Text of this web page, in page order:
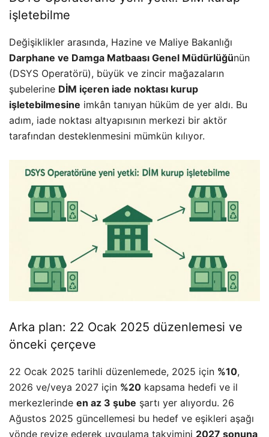
işletebilme
Değişiklikler arasında, Hazine ve Maliye Bakanlığı
Darphane ve Damga Matbaası Genel Müdürlüğünün
(DSYS Operatörü), büyük ve zincir mağazaların
şubelerine DİM içeren iade noktası kurup
işletebilmesine imkân tanıyan hüküm de yer aldı. Bu
adım, iade noktası altyapısının merkezi bir aktör
tarafından desteklenmesini mümkün kılıyor.
Arka plan: 22 Ocak 2025 düzenlemesi ve
önceki çerçeve
22 Ocak 2025 tarihli düzenlemede, 2025 için %10,
2026 ve/veya 2027 için %20 kapsama hedefi ve il
merkezlerinde en az 3 şube şartı yer alıyordu. 26
Ağustos 2025 güncellemesi bu hedef ve eşikleri aşağı
yönde revize ederek uygulama takvimini 2027 sonuna